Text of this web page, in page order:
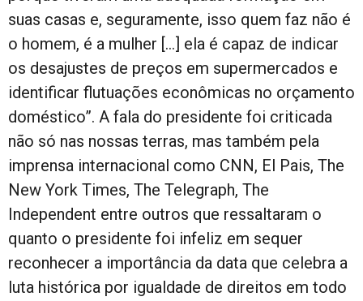
suas casas e, seguramente, isso quem faz não é
o homem, é a mulher […] ela é capaz de indicar
os desajustes de preços em supermercados e
identificar flutuações econômicas no orçamento
doméstico”. A fala do presidente foi criticada
não só nas nossas terras, mas também pela
imprensa internacional como CNN, El Pais, The
New York Times, The Telegraph, The
Independent entre outros que ressaltaram o
quanto o presidente foi infeliz em sequer
reconhecer a importância da data que celebra a
luta histórica por igualdade de direitos em todo